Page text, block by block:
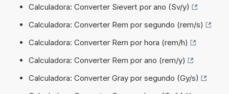
Calculadora: Converter Sievert por ano (Sv/y)
Calculadora: Converter Rem por segundo (rem/s)
Calculadora: Converter Rem por hora (rem/h)
Calculadora: Converter Rem por ano (rem/y)
Calculadora: Converter Gray por segundo (Gy/s)